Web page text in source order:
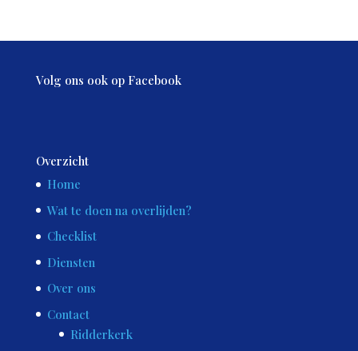
Volg ons ook op Facebook
Overzicht
Home
Wat te doen na overlijden?
Checklist
Diensten
Over ons
Contact
Ridderkerk